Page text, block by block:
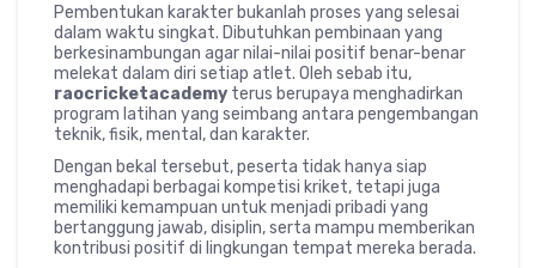
Pembentukan karakter bukanlah proses yang selesai
dalam waktu singkat. Dibutuhkan pembinaan yang
berkesinambungan agar nilai-nilai positif benar-benar
melekat dalam diri setiap atlet. Oleh sebab itu,
raocricketacademy terus berupaya menghadirkan
program latihan yang seimbang antara pengembangan
teknik, fisik, mental, dan karakter.
Dengan bekal tersebut, peserta tidak hanya siap
menghadapi berbagai kompetisi kriket, tetapi juga
memiliki kemampuan untuk menjadi pribadi yang
bertanggung jawab, disiplin, serta mampu memberikan
kontribusi positif di lingkungan tempat mereka berada.